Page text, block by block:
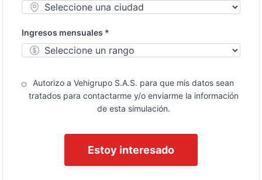
Ingresos mensuales *
Autorizo a Vehigrupo S.A.S. para que mis datos sean
tratados para contactarme y/o enviarme la información
de esta simulación.
Estoy interesado